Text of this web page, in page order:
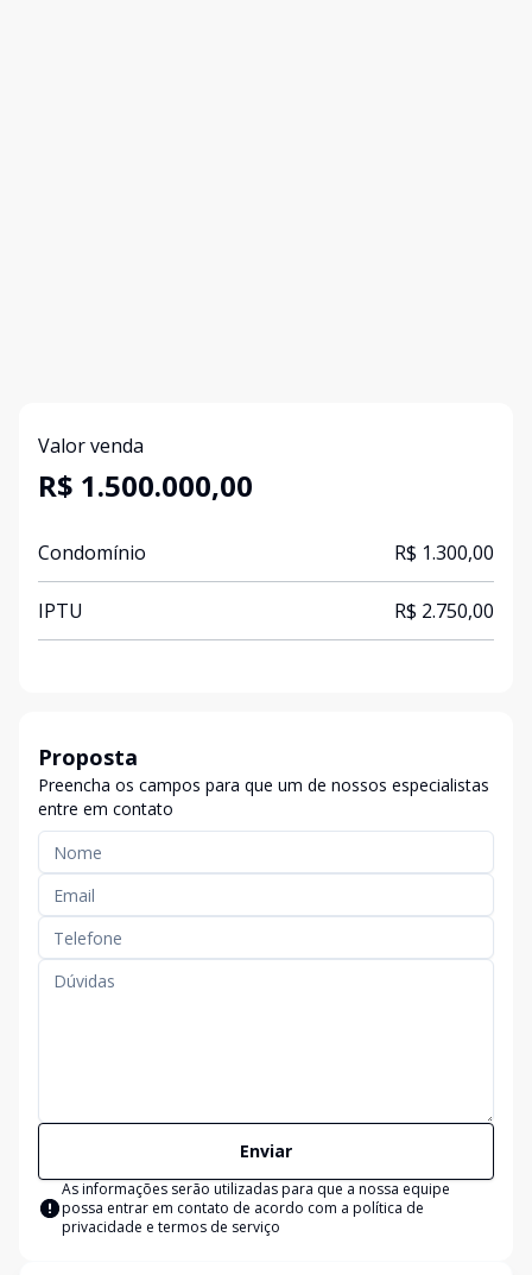
Valor venda
R$ 1.500.000,00
Condomínio R$ 1.300,00
IPTU R$ 2.750,00
Proposta
Preencha os campos para que um de nossos especialistas
entre em contato
Enviar
As informações serão utilizadas para que a nossa equipe
possa entrar em contato de acordo com a política de
privacidade e termos de serviço